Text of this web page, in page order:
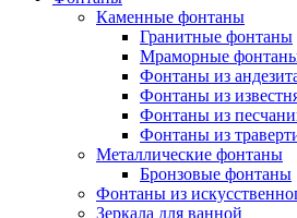
Каменные фонтаны
Гранитные фонтаны
Мраморные
Фонтаны из
Фонтаны из
Фонтаны из
Фонтаны из
Металлические фонтаны
Бронзовые фонтаны
Фонтаны из
Зеркала для ванной